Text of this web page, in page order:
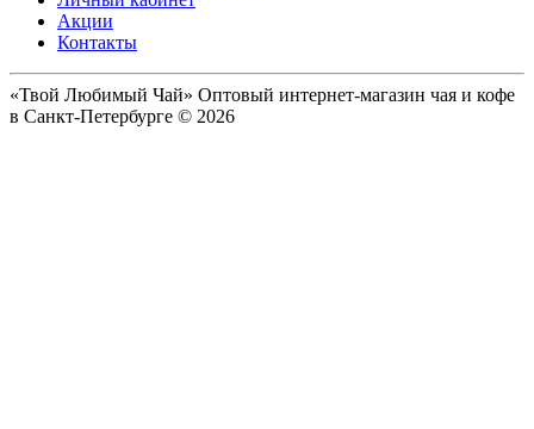
Акции
Контакты
«Твой Любимый Чай» Оптовый интернет-магазин чая и кофе
в Санкт-Петербурге © 2026